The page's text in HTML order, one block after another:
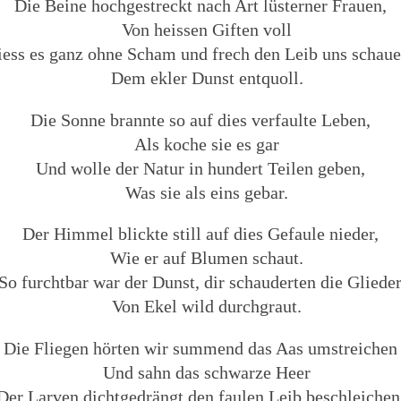
Die Beine hochgestreckt nach Art lüsterner Frauen,
Von heissen Giften voll
es ganz ohne Scham und frech den Leib uns
Dem ekler Dunst entquoll.
Die Sonne brannte so auf dies verfaulte Leben,
Als koche sie es gar
Und wolle der Natur in hundert Teilen geben,
Was sie als eins gebar.
Der Himmel blickte still auf dies Gefaule nieder,
Wie er auf Blumen schaut.
furchtbar war der Dunst, dir schauderten die Glieder
Von Ekel wild durchgraut.
Die Fliegen hörten wir summend das Aas umstreichen
Und sahn das schwarze Heer
Larven dichtgedrängt den faulen Leib beschleichen,